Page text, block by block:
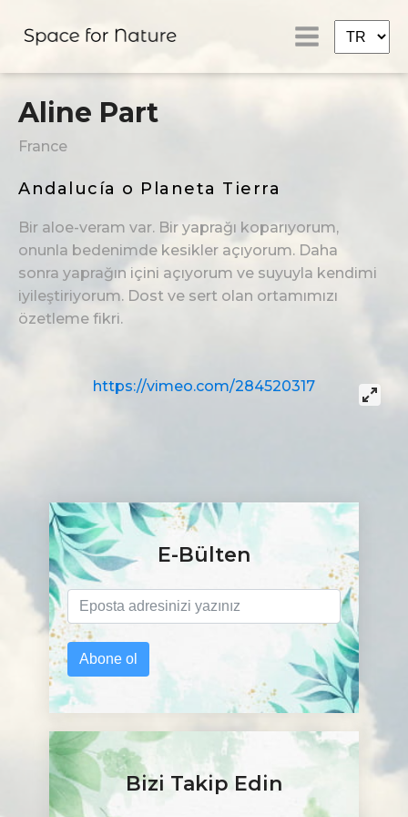
Aline Part
France
Andalucía o Planeta Tierra
Bir aloe-veram var. Bir yaprağı koparıyorum,
onunla bedenimde kesikler açıyorum. Daha
sonra yaprağın içini açıyorum ve suyuyla kendimi
iyileştiriyorum. Dost ve sert olan ortamımızı
özetleme fikri.
https://vimeo.com/284520317
E-Bülten
Abone ol
Bizi Takip Edin